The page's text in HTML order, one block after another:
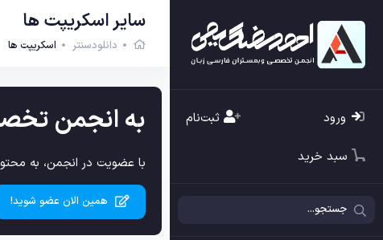
ورود ثبت‌نام
سبد خرید
سایر اسکریپت ها
دانلودسنتر اسکریپت ها
به انجمن
با عضویت در انجمن، به
همین الان عضو شوید!